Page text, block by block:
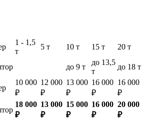
1 - 1,5
т
5 т 10 т 15 т 20 т
до 9 т
до 13,5
т
до 18 т
10 000
₽
12 000
₽
13 000
₽
16 000
₽
16 000
₽
18 000
₽
13 000
₽
15 000
₽
16 000
₽
20 000
₽